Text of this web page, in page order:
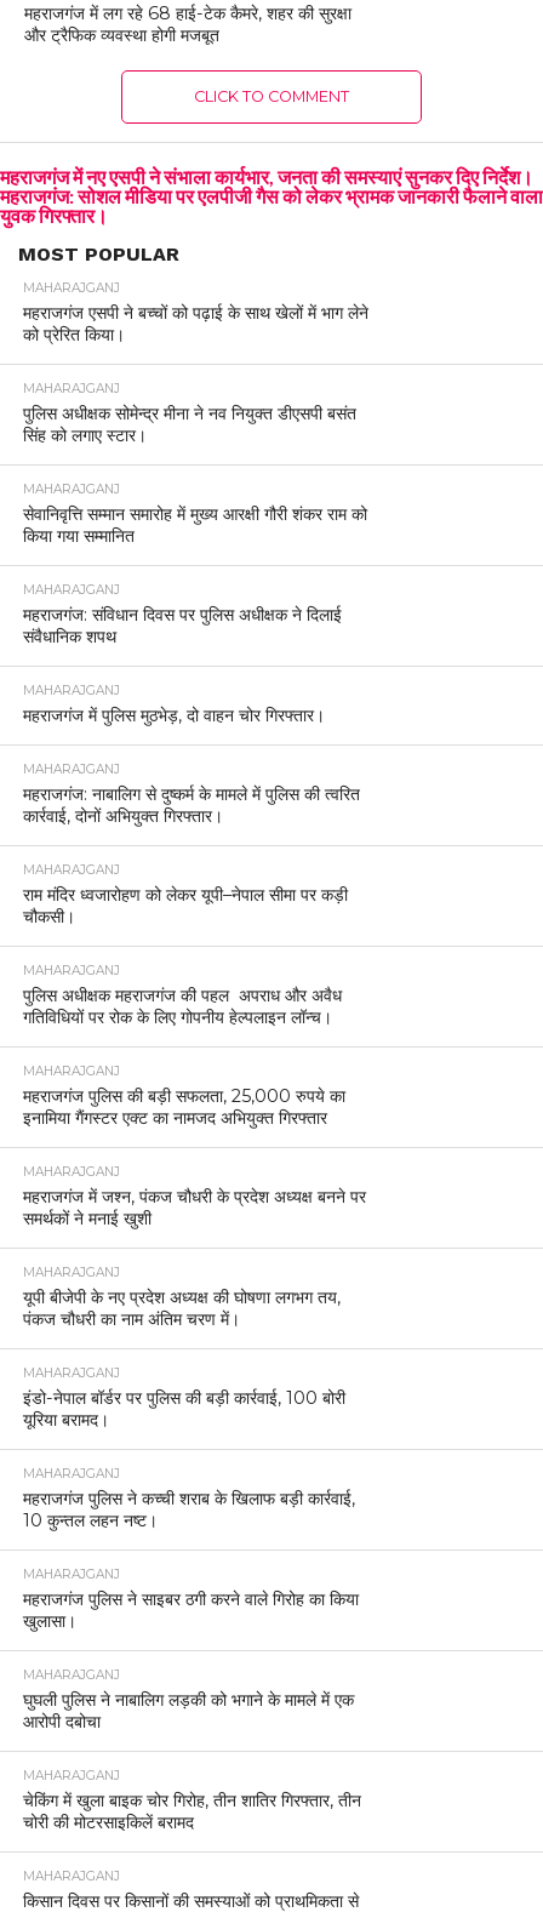
महराजगंज में लग रहे 68 हाई-टेक कैमरे, शहर की सुरक्षा
और ट्रैफिक व्यवस्था होगी मजबूत
CLICK TO COMMENT
महराजगंज में नए एसपी ने संभाला कार्यभार, जनता की समस्याएं सुनकर दिए निर्देश।
महराजगंज: सोशल मीडिया पर एलपीजी गैस को लेकर भ्रामक जानकारी फैलाने वाला
युवक गिरफ्तार।
MOST POPULAR
MAHARAJGANJ
महराजगंज एसपी ने बच्चों को पढ़ाई के साथ खेलों में भाग लेने
को प्रेरित किया।
MAHARAJGANJ
पुलिस अधीक्षक सोमेन्द्र मीना ने नव नियुक्त डीएसपी बसंत
सिंह को लगाए स्टार।
MAHARAJGANJ
सेवानिवृत्ति सम्मान समारोह में मुख्य आरक्षी गौरी शंकर राम को
किया गया सम्मानित
MAHARAJGANJ
महराजगंज: संविधान दिवस पर पुलिस अधीक्षक ने दिलाई
संवैधानिक शपथ
MAHARAJGANJ
महराजगंज में पुलिस मुठभेड़, दो वाहन चोर गिरफ्तार।
MAHARAJGANJ
महराजगंज: नाबालिग से दुष्कर्म के मामले में पुलिस की त्वरित
कार्रवाई, दोनों अभियुक्त गिरफ्तार।
MAHARAJGANJ
राम मंदिर ध्वजारोहण को लेकर यूपी–नेपाल सीमा पर कड़ी
चौकसी।
MAHARAJGANJ
पुलिस अधीक्षक महराजगंज की पहल अपराध और अवैध
गतिविधियों पर रोक के लिए गोपनीय हेल्पलाइन लॉन्च।
MAHARAJGANJ
महराजगंज पुलिस की बड़ी सफलता, 25,000 रुपये का
इनामिया गैंगस्टर एक्ट का नामजद अभियुक्त गिरफ्तार
MAHARAJGANJ
महराजगंज में जश्न, पंकज चौधरी के प्रदेश अध्यक्ष बनने पर
समर्थकों ने मनाई खुशी
MAHARAJGANJ
यूपी बीजेपी के नए प्रदेश अध्यक्ष की घोषणा लगभग तय,
पंकज चौधरी का नाम अंतिम चरण में।
MAHARAJGANJ
इंडो-नेपाल बॉर्डर पर पुलिस की बड़ी कार्रवाई, 100 बोरी
यूरिया बरामद।
MAHARAJGANJ
महराजगंज पुलिस ने कच्ची शराब के खिलाफ बड़ी कार्रवाई,
10 कुन्तल लहन नष्ट।
MAHARAJGANJ
महराजगंज पुलिस ने साइबर ठगी करने वाले गिरोह का किया
खुलासा।
MAHARAJGANJ
घुघली पुलिस ने नाबालिग लड़की को भगाने के मामले में एक
आरोपी दबोचा
MAHARAJGANJ
चेकिंग में खुला बाइक चोर गिरोह, तीन शातिर गिरफ्तार, तीन
चोरी की मोटरसाइकिलें बरामद
MAHARAJGANJ
किसान दिवस पर किसानों की समस्याओं को प्राथमिकता से